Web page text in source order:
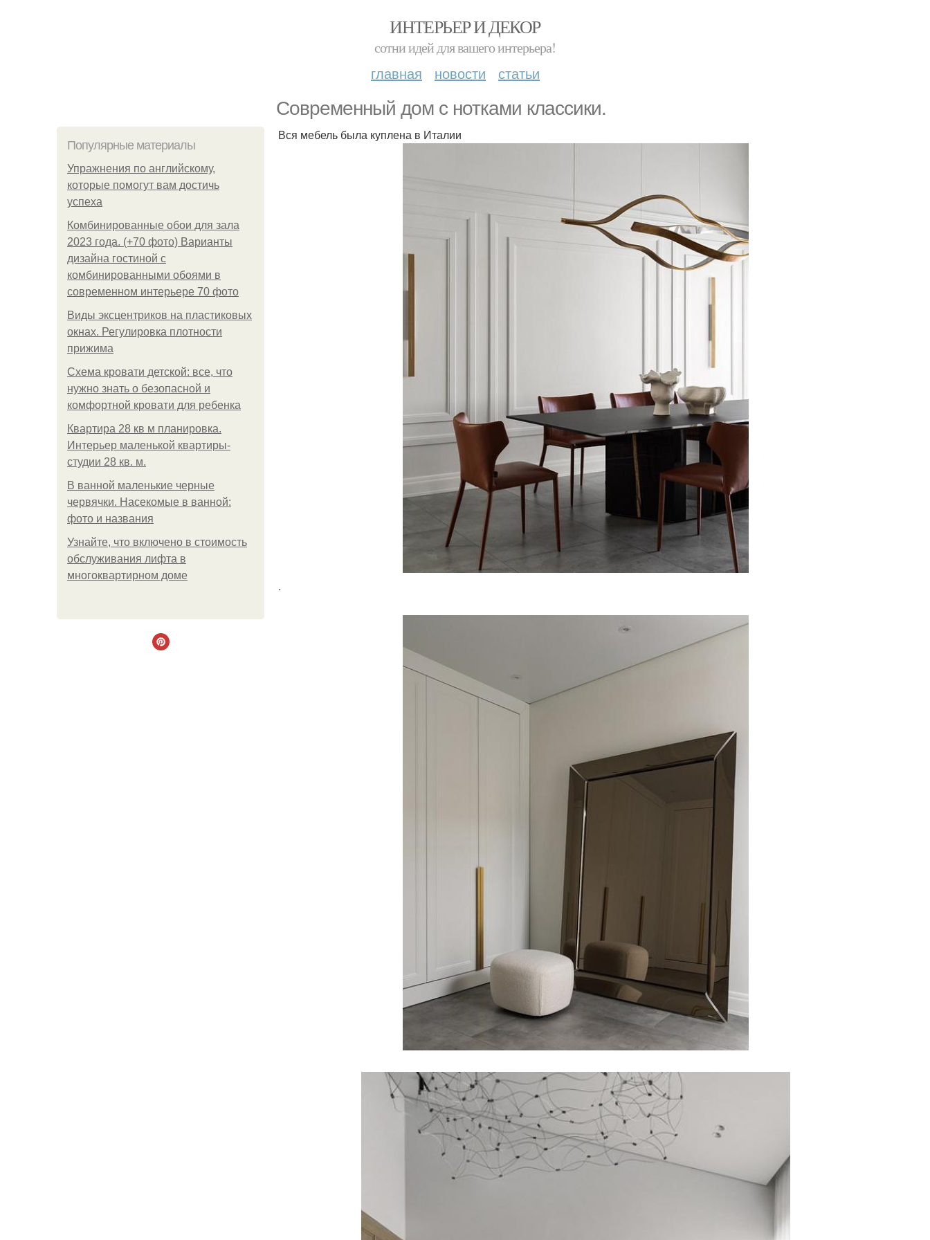
ИНТЕРЬЕР И ДЕКОР
сотни идей для вашего интерьера!
главная новости статьи
Современный дом с нотками классики.
Популярные материалы
Упражнения по английскому,
которые помогут вам достичь
успеха
Комбинированные обои для зала
2023 года. (+70 фото) Варианты
дизайна гостиной с
комбинированными обоями в
современном интерьере 70 фото
Виды эксцентриков на пластиковых
окнах. Регулировка плотности
прижима
Схема кровати детской: все, что
нужно знать о безопасной и
комфортной кровати для ребенка
Квартира 28 кв м планировка.
Интерьер маленькой квартиры-
студии 28 кв. м.
В ванной маленькие черные
червячки. Насекомые в ванной:
фото и названия
Узнайте, что включено в стоимость
обслуживания лифта в
многоквартирном доме
Вся мебель была куплена в Италии
.